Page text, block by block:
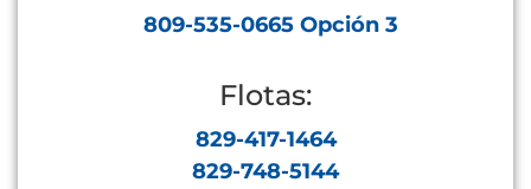
809-535-0665 Opción 3
Flotas:
829-417-1464
829-748-5144